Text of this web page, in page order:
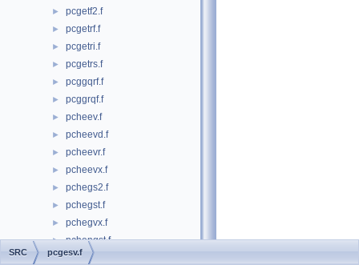
► pcgetf2.f
► pcgetrf.f
► pcgetri.f
► pcgetrs.f
► pcggqrf.f
► pcggrqf.f
► pcheev.f
► pcheevd.f
► pcheevr.f
► pcheevx.f
► pchegs2.f
► pchegst.f
► pchegvx.f
► pchengst.f
► pchentrd.f
SRC pcgesv.f